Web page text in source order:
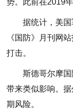
势。此前在2019
据统计，美
《国防》月刊网
打击。
斯德哥尔摩
带来类似影响。
期风险。